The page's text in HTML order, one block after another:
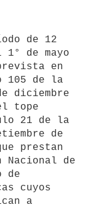
de mayo
en
de la
diciembre
tope
21 de la
de
prestan
de
de
cuyos
a